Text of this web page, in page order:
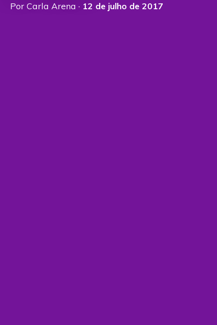
Por Carla Arena · 12 de julho de 2017